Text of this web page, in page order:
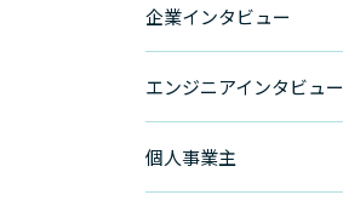
企業インタビュー
エンジニアインタビュー
個人事業主